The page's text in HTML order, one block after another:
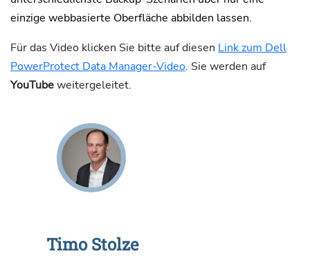
einzige webbasierte Oberfläche abbilden lassen.
Für das Video klicken Sie bitte auf diesen Link zum Dell
PowerProtect Data Manager-Video. Sie werden auf
YouTubeweitergeleitet.
Timo Stolze